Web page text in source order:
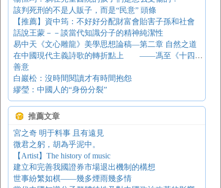
該判死刑的不是人販子，而是“民意” 頭條
【推薦】資中筠：不好好分配財富會貽害子孫和社會
話說王蒙－－談當代知識分子的精神純潔性
易中天《文心雕龍》美學思想論稿—第二章 自然之道
在中國現代主義詩歌的轉折點上 ——馮至《十四行集》論
善意
白巖松：沒時間閱讀才有時間抱怨
繆瑩：中國人的“身份分裂”
推薦文章
宮之奇 明于料事 且有遠見
微君之躬，胡為乎泥中。
【Artist】The history of music
建立和完善我國證券市場退出機制的構想
世事紛繁如棋——幾多煙雨幾多情